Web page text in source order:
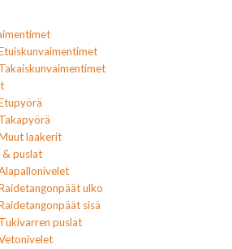
Takaiskunvaimentimet
Takapyörä
laakerit
puslat
ulko
sisä
Tukivarren puslat